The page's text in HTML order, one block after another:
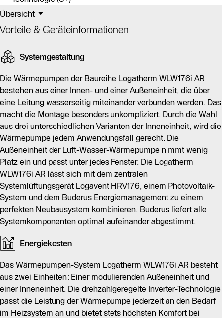
Übersicht
Vorteile & Geräteinformationen
Systemgestaltung
Die Wärmepumpen der Baureihe Logatherm WLW176i AR
bestehen aus einer Innen- und einer Außeneinheit, die über
eine Leitung wasserseitig miteinander verbunden werden. Das
macht die Montage besonders unkompliziert. Durch die Wahl
aus drei unterschiedlichen Varianten der Inneneinheit, wird die
Wärmepumpe jedem Anwendungsfall gerecht. Die
Außeneinheit der Luft-Wasser-Wärmepumpe nimmt wenig
Platz ein und passt unter jedes Fenster. Die Logatherm
WLW176i AR lässt sich mit dem zentralen
Systemlüftungsgerät Logavent HRV176, einem Photovoltaik-
System und dem Buderus Energiemanagement zu einem
perfekten Neubausystem kombinieren. Buderus liefert alle
Systemkomponenten optimal aufeinander abgestimmt.
Energiekosten
Das Wärmepumpen-System Logatherm WLW176i AR besteht
aus zwei Einheiten: Einer modulierenden Außeneinheit und
einer Inneneinheit. Die drehzahlgeregelte Inverter-Technologie
passt die Leistung der Wärmepumpe jederzeit an den Bedarf
im Heizsystem an und bietet stets höchsten Komfort bei